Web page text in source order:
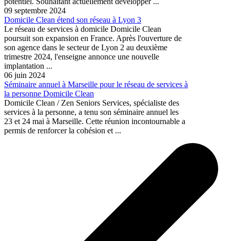
09 septembre 2024
Domicile Clean étend son réseau à Lyon 3
Le réseau de services à domicile Domicile Clean
poursuit son expansion en France. Après l'ouverture de
son agence dans le secteur de Lyon 2 au deuxième
trimestre 2024, l'enseigne annonce une nouvelle
implantation ...
06 juin 2024
Séminaire annuel à Marseille pour le réseau de services à
la personne Domicile Clean
Domicile Clean / Zen Seniors Services, spécialiste des
services à la personne, a tenu son séminaire annuel les
23 et 24 mai à Marseille. Cette réunion incontournable a
permis de renforcer la cohésion et ...